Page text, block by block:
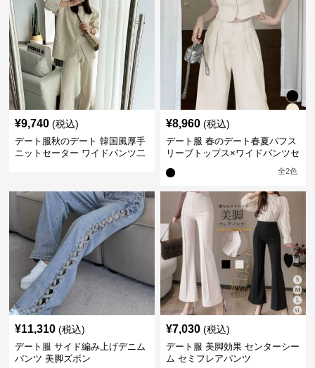
¥9,740 (税込)
デート服秋のデート 韓国風厚手
ニットセーター ワイドパンツ二
¥8,960 (税込)
デート服 春のデート春夏パフス
リーブトップス×ワイドパンツセ
全2色
¥11,310 (税込)
デート服 サイド編み上げデニム
パンツ 美脚ズボン
¥7,030 (税込)
デート服 美脚効果 センターシー
ム セミフレアパンツ